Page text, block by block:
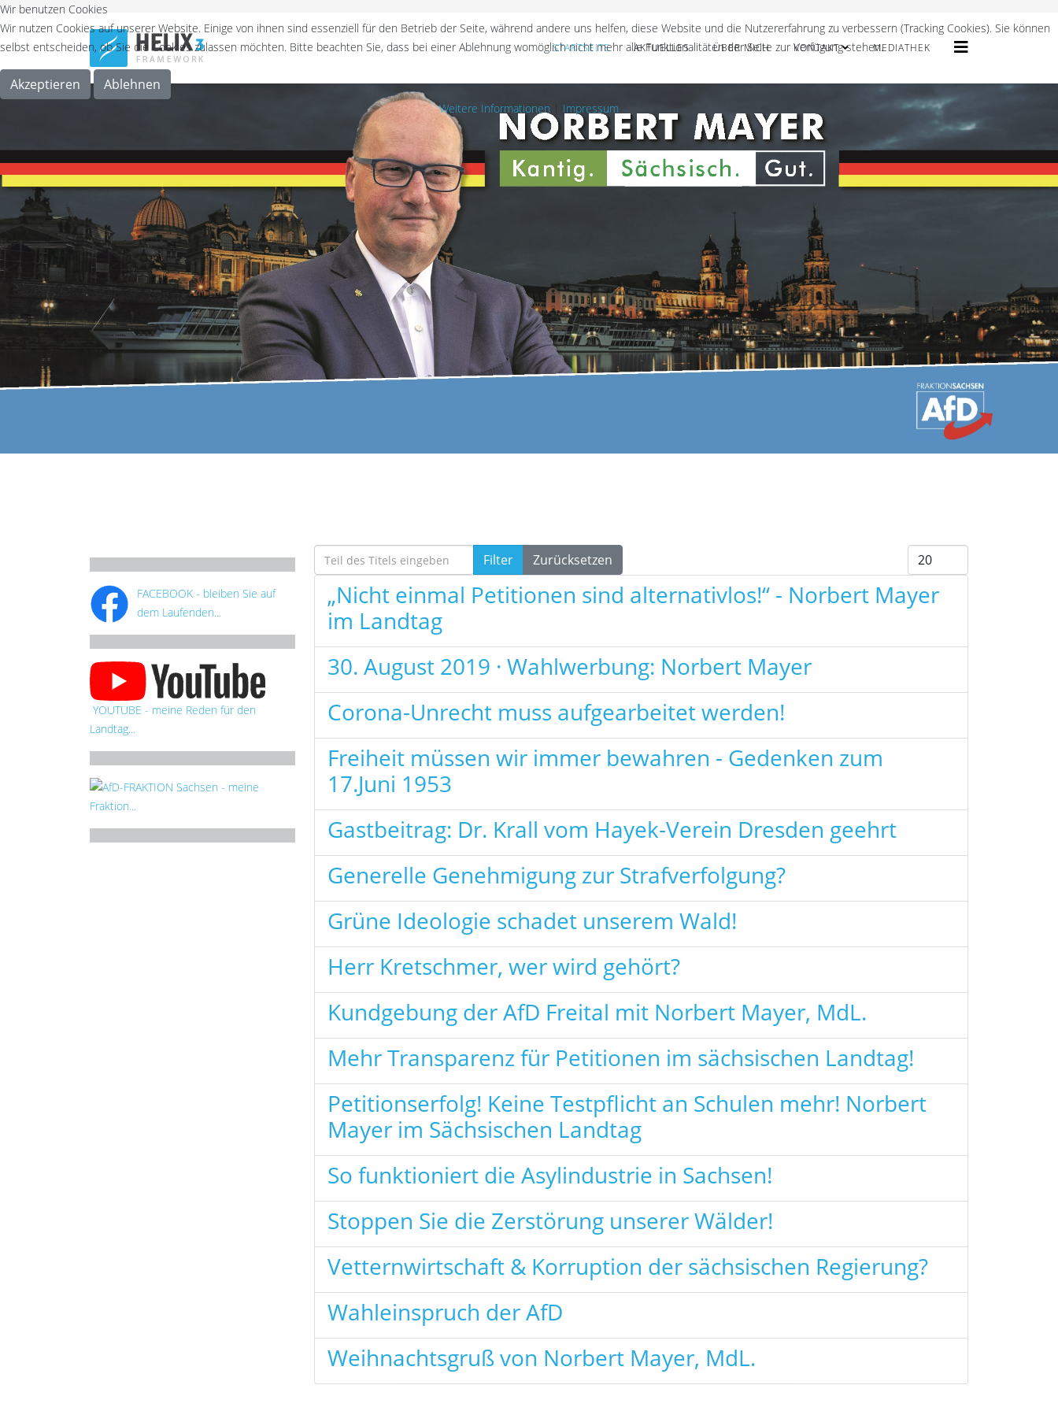
STARTSEITE AKTUELLES ÜBER MICH KONTAKT MEDIATHEK
FACEBOOK - bleiben Sie auf
dem Laufenden...
YOUTUBE - meine Reden für den
Landtag...
AfD-FRAKTION Sachsen - meine
Fraktion...
Teil des Titels eingeben Filter Zurücksetzen Anzeige #
„Nicht einmal Petitionen sind alternativlos!“ - Norbert Mayer
im Landtag
30. August 2019 · Wahlwerbung: Norbert Mayer
Corona-Unrecht muss aufgearbeitet werden!
Freiheit müssen wir immer bewahren - Gedenken zum
17.Juni 1953
Gastbeitrag: Dr. Krall vom Hayek-Verein Dresden geehrt
Generelle Genehmigung zur Strafverfolgung?
Grüne Ideologie schadet unserem Wald!
Herr Kretschmer, wer wird gehört?
Kundgebung der AfD Freital mit Norbert Mayer, MdL.
Mehr Transparenz für Petitionen im sächsischen Landtag!
Petitionserfolg! Keine Testpflicht an Schulen mehr! Norbert
Mayer im Sächsischen Landtag
So funktioniert die Asylindustrie in Sachsen!
Stoppen Sie die Zerstörung unserer Wälder!
Vetternwirtschaft & Korruption der sächsischen Regierung?
Wahleinspruch der AfD
Weihnachtsgruß von Norbert Mayer, MdL.
Wir benutzen Cookies
Wir nutzen Cookies auf unserer Website. Einige von ihnen sind essenziell für den Betrieb der Seite, während andere uns helfen, diese Website und die Nutzererfahrung zu verbessern (Tracking Cookies). Sie können
selbst entscheiden, ob Sie die Cookies zulassen möchten. Bitte beachten Sie, dass bei einer Ablehnung womöglich nicht mehr alle Funktionalitäten der Seite zur Verfügung stehen.
Akzeptieren Ablehnen
Weitere Informationen Impressum